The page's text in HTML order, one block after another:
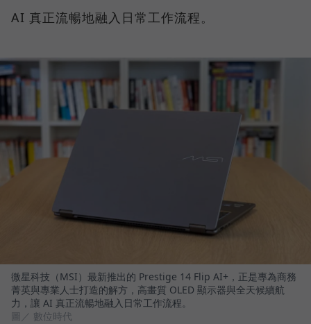
AI 真正流暢地融入日常工作流程。
微星科技（MSI）最新推出的 Prestige 14 Flip AI+，正是專為商務
菁英與專業人士打造的解方，高畫質 OLED 顯示器與全天候續航
力，讓 AI 真正流暢地融入日常工作流程。
圖／ 數位時代